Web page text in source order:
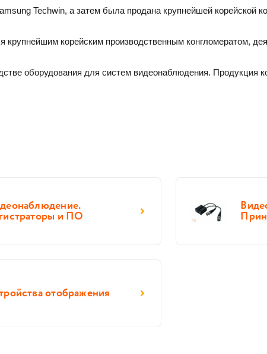
Techwin, а затем была продана крупнейшей корейской
корейским производственным конгломератом,
оборудования для систем видеонаблюдения. Продукция
и ПО
отображения